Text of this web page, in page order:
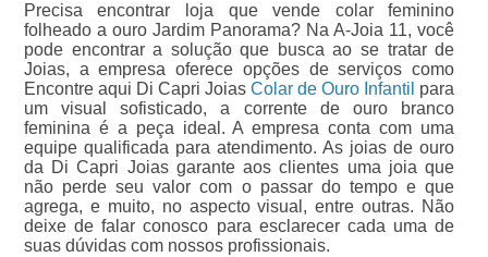
Precisa encontrar loja que vende colar feminino
folheado a ouro Jardim Panorama? Na A-Joia 11, você
pode encontrar a solução que busca ao se tratar de
Joias, a empresa oferece opções de serviços como
Encontre aqui Di Capri JoiasColar de Ouro Infantil para
um visual sofisticado, a corrente de ouro branco
feminina é a peça ideal. A empresa conta com uma
equipe qualificada para atendimento. As joias de ouro
da Di Capri Joias garante aos clientes uma joia que
não perde seu valor com o passar do tempo e que
agrega, e muito, no aspecto visual, entre outras. Não
deixe de falar conosco para esclarecer cada uma de
suas dúvidas com nossos profissionais.